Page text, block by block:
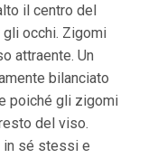
il centro del
occhi. Zigomi
attraente. Un
bilanciato
poiché gli zigomi
del viso.
in sé stessi e